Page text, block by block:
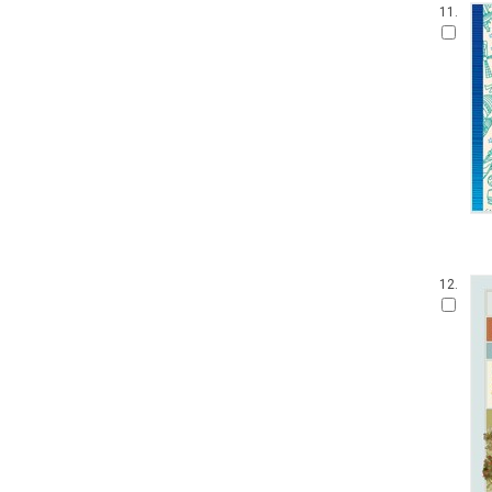
11.
12.